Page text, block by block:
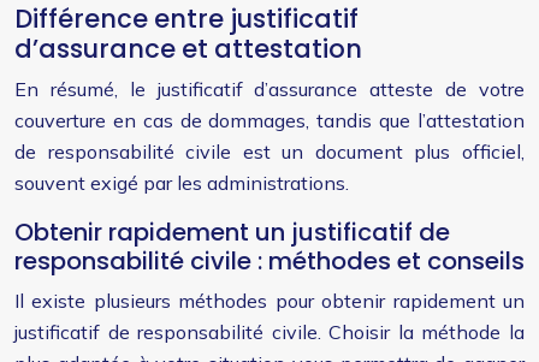
Différence entre justificatif
d’assurance et attestation
En résumé, le justificatif d’assurance atteste de votre
couverture en cas de dommages, tandis que l’attestation
de responsabilité civile est un document plus officiel,
souvent exigé par les administrations.
Obtenir rapidement un justificatif de
responsabilité civile : méthodes et conseils
Il existe plusieurs méthodes pour obtenir rapidement un
justificatif de responsabilité civile. Choisir la méthode la